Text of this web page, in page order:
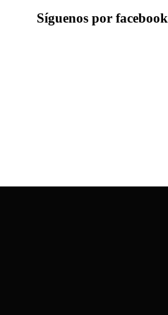
Síguenos por facebook